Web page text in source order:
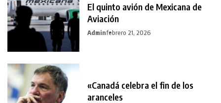
El quinto avión de Mexicana de
Aviación
Adminfebrero 21, 2026
«Canadá celebra el fin de los
aranceles